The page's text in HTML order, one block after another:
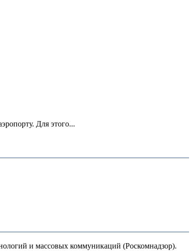
Для этого...
и массовых коммуникаций (Роскомнадзор).